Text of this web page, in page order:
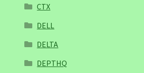
CTX
DELL
DELTA
DEPTHQ